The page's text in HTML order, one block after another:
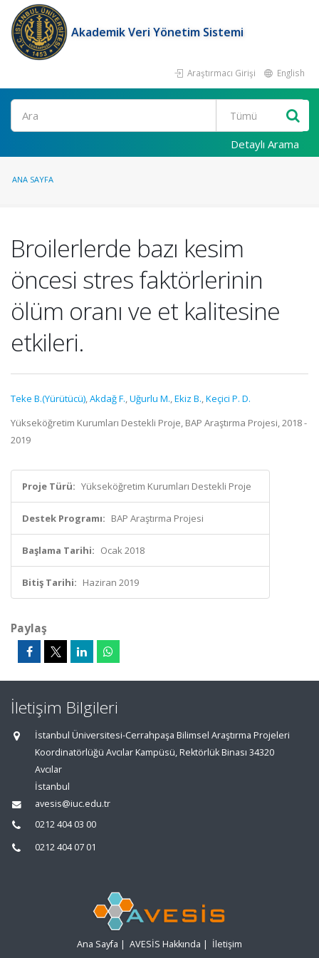
Akademik Veri Yönetim Sistemi
Araştırmacı Girişi English
Ara
Detaylı Arama
ANA SAYFA
Broilerlerde bazı kesim
öncesi stres faktörlerinin
ölüm oranı ve et kalitesine
etkileri.
Teke B.(Yürütücü),Akdağ F.,Uğurlu M.,Ekiz B.,Keçici P. D.
Yükseköğretim Kurumları Destekli Proje, BAP Araştırma Projesi, 2018 -
2019
Proje Türü: Yükseköğretim Kurumları Destekli Proje
Destek Programı: BAP Araştırma Projesi
Başlama Tarihi: Ocak 2018
Bitiş Tarihi: Haziran 2019
Paylaş
İletişim Bilgileri
İstanbul Üniversitesi-Cerrahpaşa Bilimsel Araştırma Projeleri
Koordinatörlüğü Avcılar Kampüsü, Rektörlük Binası 34320
Avcılar
İstanbul
avesis@iuc.edu.tr
0212 404 03 00
0212 404 07 01
Ana Sayfa | AVESİS Hakkında | İletişim